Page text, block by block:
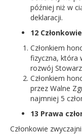
później niż w
deklaracji.
12
Członkiem
fizyczna, która
rozwój
Członkiem
przez Walne
najmniej 5
13 Prawa
Członkowie